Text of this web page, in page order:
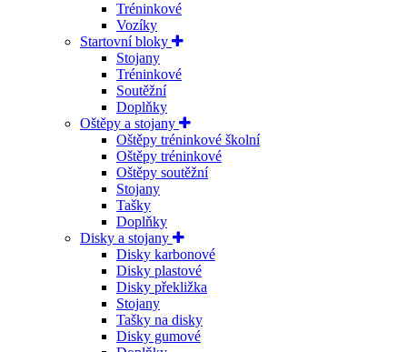
Tréninkové
Vozíky
Startovní bloky
Stojany
Tréninkové
Soutěžní
Doplňky
Oštěpy a stojany
Oštěpy tréninkové školní
Oštěpy tréninkové
Oštěpy soutěžní
Stojany
Tašky
Doplňky
Disky a stojany
Disky karbonové
Disky plastové
Disky překližka
Stojany
Tašky na disky
Disky gumové